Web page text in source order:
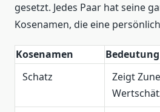
gesetzt. Jedes Paar hat seine
Kosenamen, die eine
Kosenamen
Bedeutung
Schatz
Zeigt